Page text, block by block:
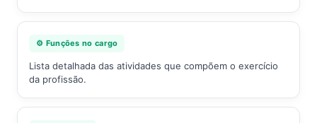
⚙️ Funções no cargo
Lista detalhada das atividades que compõem o exercício
da profissão.